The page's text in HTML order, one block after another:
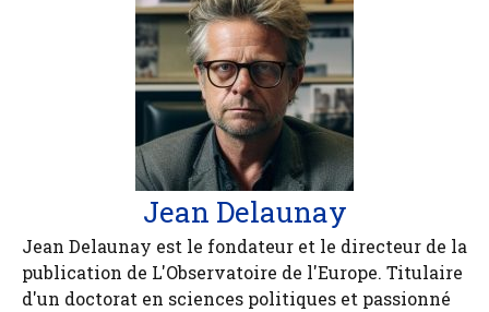
Jean Delaunay
Jean Delaunay est le fondateur et le directeur de la
publication de L'Observatoire de l'Europe. Titulaire
d'un doctorat en sciences politiques et passionné